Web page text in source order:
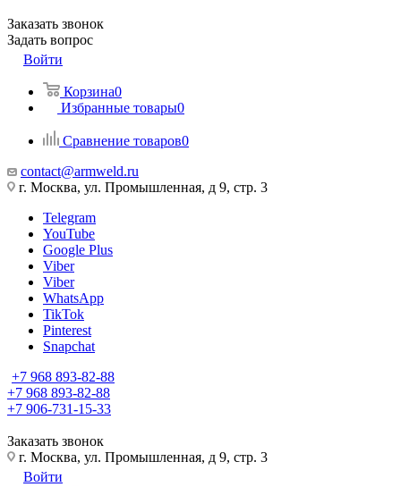
Заказать звонок
Задать вопрос
Войти
Корзина0
Избранные товары0
Сравнение товаров0
contact@armweld.ru
г. Москва, ул. Промышленная, д 9, стр. 3
Telegram
YouTube
Google Plus
Viber
Viber
WhatsApp
TikTok
Pinterest
Snapchat
+7 968 893-82-88
+7 968 893-82-88
+7 906-731-15-33
Заказать звонок
г. Москва, ул. Промышленная, д 9, стр. 3
Войти